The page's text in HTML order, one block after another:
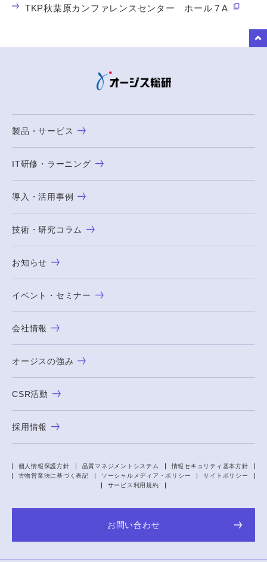
TKP秋葉原カンファレンスセンター ホール７A
製品・サービス
IT研修・ラーニング
導入・活用事例
技術・研究コラム
お知らせ
イベント・セミナー
会社情報
オージスの強み
CSR活動
採用情報
個人情報保護方針 品質マネジメントシステム
情報セキュリティ基本方針
古物営業法に基づく表記
ソーシャルメディア・ポリシー
サイトポリシー
サービス利用規約
お問い合わせ